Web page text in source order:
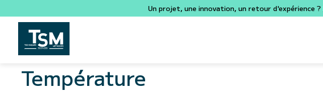
Un projet, une innovation, un retour d'expérience ?
Température